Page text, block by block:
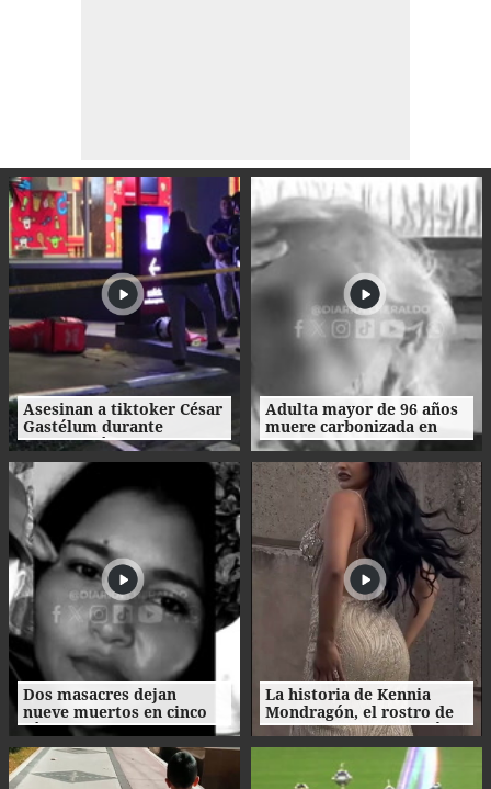
Asesinan a tiktoker César
Gastélum durante
transmisión en vivo en
México
Adulta mayor de 96 años
muere carbonizada en
incendio en San Manuel,
Cortés
Dos masacres dejan
nueve muertos en cinco
días en el norte de
Honduras
La historia de Kennia
Mondragón, el rostro de
Miss Francisco Morazán
que busca la corona